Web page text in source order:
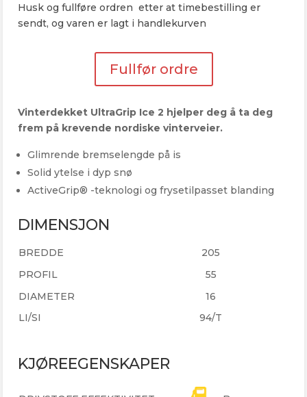
Husk og fullføre ordren etter at timebestilling er
sendt, og varen er lagt i handlekurven
Fullfør ordre
Vinterdekket UltraGrip Ice 2 hjelper deg å ta deg
frem på krevende nordiske vinterveier.
Glimrende bremselengde på is
Solid ytelse i dyp snø
ActiveGrip® -teknologi og frysetilpasset blanding
DIMENSJON
BREDDE
205
PROFIL
55
DIAMETER
16
LI/SI
94/T
KJØREEGENSKAPER